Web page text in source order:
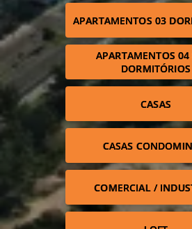
APARTAMENTOS 03
APARTAMENTOS
DORMITÓRIOS
CASAS
CASAS
COMERCIAL /